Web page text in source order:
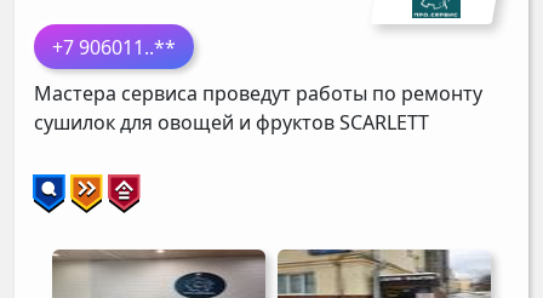
+7 906011..**
Мастера сервиса проведут работы по ремонту
сушилок для овощей и фруктовSCARLETT